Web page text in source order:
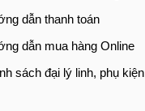
dẫn thanh toán
dẫn mua hàng Online
sách đại lý linh, phụ kiện